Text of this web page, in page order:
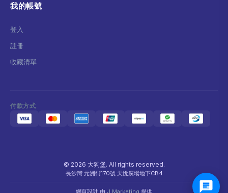
我的帳號
登入
註冊
收藏清單
付款方式
© 2026 大狗堡. All rights reserved.
長沙灣 元洲街170號 天悅廣場地下CB4
網頁設計 由 J Marketing 提供